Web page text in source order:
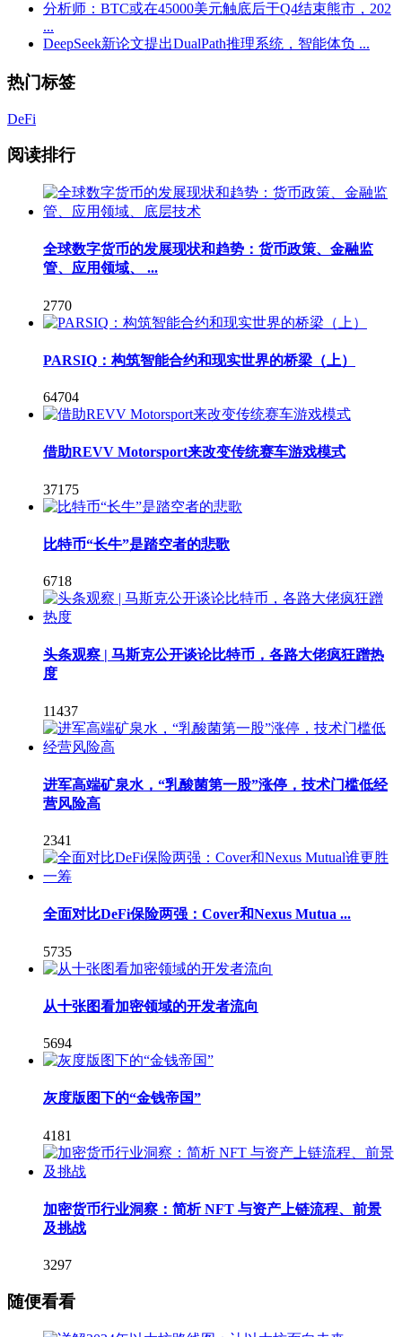
分析师：BTC或在45000美元触底后于Q4结束熊市，202
...
DeepSeek新论文提出DualPath推理系统，智能体负 ...
热门标签
DeFi
阅读排行
全球数字货币的发展现状和趋势：货币政策、金融监
管、应用领域、 ...
2770
PARSIQ：构筑智能合约和现实世界的桥梁（上）
64704
借助REVV Motorsport来改变传统赛车游戏模式
37175
比特币“长牛”是踏空者的悲歌
6718
头条观察 | 马斯克公开谈论比特币，各路大佬疯狂蹭热
度
11437
进军高端矿泉水，“乳酸菌第一股”涨停，技术门槛低经
营风险高
2341
全面对比DeFi保险两强：Cover和Nexus Mutua ...
5735
从十张图看加密领域的开发者流向
5694
灰度版图下的“金钱帝国”
4181
加密货币行业洞察：简析 NFT 与资产上链流程、前景
及挑战
3297
随便看看